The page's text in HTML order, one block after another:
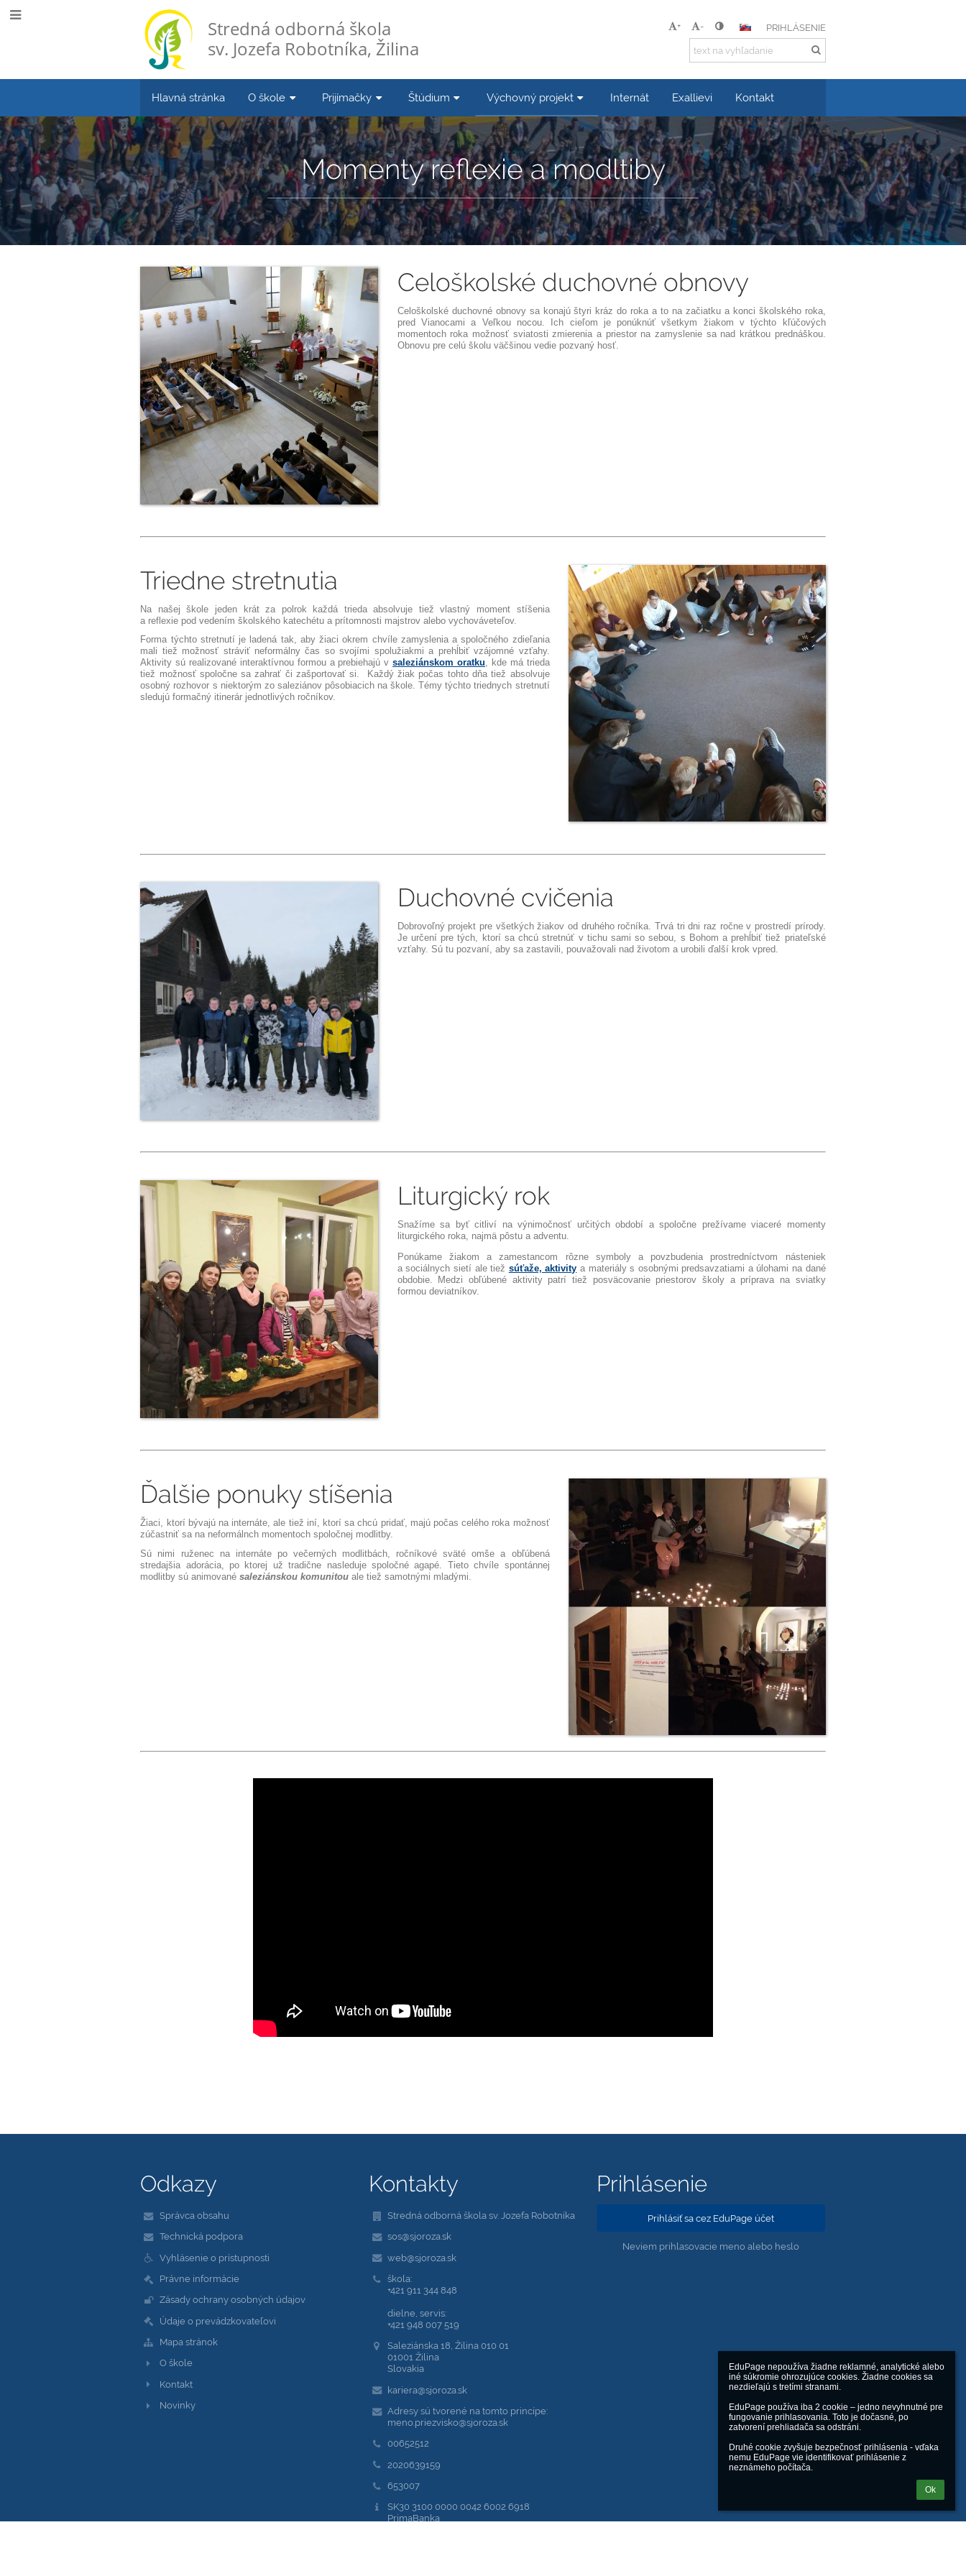
EduPage nepoužíva žiadne reklamné, analytické alebo
iné súkromie ohrozujúce cookies. Žiadne cookies sa
nezdieľajú s tretími stranami.
EduPage používa iba 2 cookie – jedno nevyhnutné pre
fungovanie prihlasovania. Toto je dočasné, po
zatvorení prehliadača sa odstráni.
Druhé cookie zvyšuje bezpečnosť prihlásenia - vďaka
nemu EduPage vie identifikovať prihlásenie z
neznámeho počítača.
Ok
Stredná odborná škola
sv. Jozefa Robotníka, Žilina
+ - PRIHLÁSENIE
Hlavná stránka O škole Prijímačky Štúdium Výchovný projekt Internát Exallievi Kontakt
Momenty reflexie a modltiby
Celoškolské duchovné obnovy
Celoškolské duchovné obnovy sa konajú štyri kráz do roka a to na začiatku a konci školského roka,
pred Vianocami a Veľkou nocou. Ich cieľom je ponúknúť všetkym žiakom v týchto kľúčových
momentoch roka možnosť sviatosti zmierenia a priestor na zamyslenie sa nad krátkou prednáškou.
Obnovu pre celú školu väčšinou vedie pozvaný hosť.
Triedne stretnutia
Na našej škole jeden krát za polrok každá trieda absolvuje tiež vlastný moment stíšenia
a reflexie pod vedením školského katechétu a prítomnosti majstrov alebo vychováveteľov.
Forma týchto stretnutí je ladená tak, aby žiaci okrem chvíle zamyslenia a spoločného zdieľania
mali tiež možnosť stráviť neformálny čas so svojími spolužiakmi a prehĺbiť vzájomné vzťahy.
Aktivity sú realizované interaktívnou formou a prebiehajú vsaleziánskom oratku, kde má trieda
tiež možnosť spoločne sa zahrať či zašportovať si. Každý žiak počas tohto dňa tiež absolvuje
osobný rozhovor s niektorým zo saleziánov pôsobiacich na škole. Témy týchto triednych stretnutí
sledujú formačný itinerár jednotlivých ročníkov.
Duchovné cvičenia
Dobrovoľný projekt pre všetkých žiakov od druhého ročníka. Trvá tri dni raz ročne v prostredí prírody.
Je určení pre tých, ktorí sa chcú stretnúť v tichu sami so sebou, s Bohom a prehĺbiť tiež priateľské
vzťahy. Sú tu pozvaní, aby sa zastavili, pouvažovali nad životom a urobili ďalší krok vpred.
Liturgický rok
Snažíme sa byť citliví na výnimočnosť určitých období a spoločne prežívame viaceré momenty
liturgického roka, najmä pôstu a adventu.
Ponúkame žiakom a zamestancom rôzne symboly a povzbudenia prostredníctvom násteniek
a sociálnych sietí ale tiež súťaže, aktivity a materiály s osobnými predsavzatiami a úlohami na dané
obdobie. Medzi obľúbené aktivity patrí tiež posväcovanie priestorov školy a príprava na sviatky
formou deviatníkov.
Ďalšie ponuky stíšenia
Žiaci, ktorí bývajú na internáte, ale tiež iní, ktorí sa chcú pridať, majú počas celého roka možnosť
zúčastniť sa na neformálnch momentoch spoločnej modlitby.
Sú nimi ruženec na internáte po večerných modlitbách, ročníkové sväté omše a obľúbená
stredajšia adorácia, po ktorej už tradične nasleduje spoločné agapé. Tieto chvíle spontánnej
modlitby sú animovanésaleziánskou komunitou ale tiež samotnými mladými.
Odkazy
Správca obsahu
Technická podpora
Vyhlásenie o prístupnosti
Právne informácie
Zásady ochrany osobných údajov
Údaje o prevádzkovateľovi
Mapa stránok
O škole
Kontakt
Novinky
Kontakty
Stredná odborná škola sv. Jozefa Robotníka
sos@sjoroza.sk
web@sjoroza.sk
škola:
+421 911 344 848
dielne, servis:
+421 948 007 519
Saleziánska 18, Žilina 010 01
01001 Žilina
Slovakia
kariera@sjoroza.sk
Adresy sú tvorené na tomto princípe:
meno.priezvisko@sjoroza.sk
00652512
2020639159
653007
SK30 3100 0000 0042 6002 6918
PrimaBanka
Prihlásenie
Prihlásiť sa cez EduPage účet
Neviem prihlasovacie meno alebo heslo